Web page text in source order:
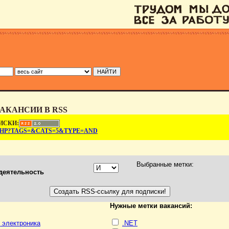
В RSS
Выбранные метки:
Нужные метки вакансий:
.NET